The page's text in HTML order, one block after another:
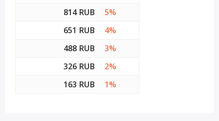
814 RUB
5%
651 RUB
4%
488 RUB
3%
326 RUB
2%
163 RUB
1%